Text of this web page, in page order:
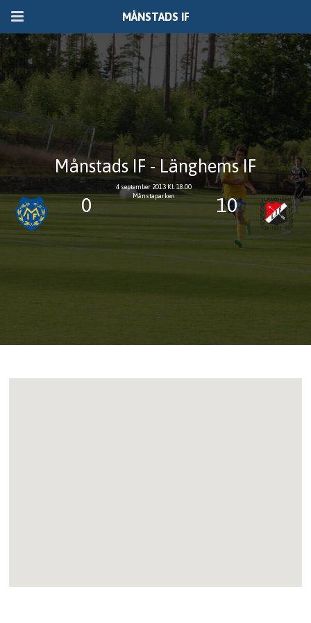
MÅNSTADS IF
Månstads IF - Länghems IF
0
4 september 2013 Kl. 18.00
Månstaparken
10